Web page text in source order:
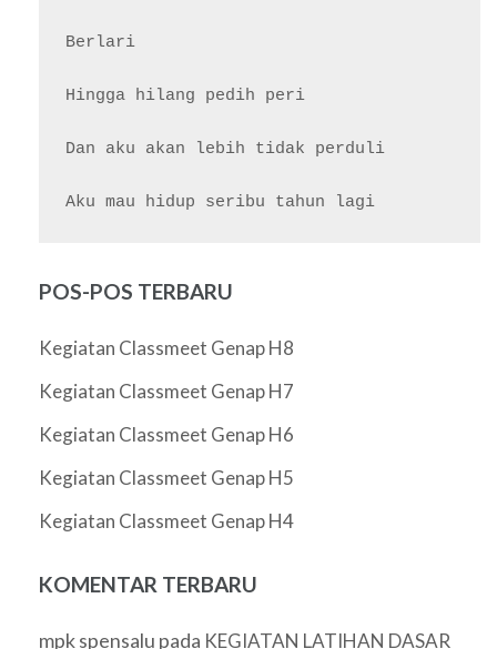
Berlari
Hingga hilang pedih peri
Dan aku akan lebih tidak perduli
POS-POS TERBARU
Kegiatan Classmeet Genap H8
Kegiatan Classmeet Genap H7
Kegiatan Classmeet Genap H6
Kegiatan Classmeet Genap H5
Kegiatan Classmeet Genap H4
KOMENTAR TERBARU
mpk spensalu pada KEGIATAN LATIHAN DASAR